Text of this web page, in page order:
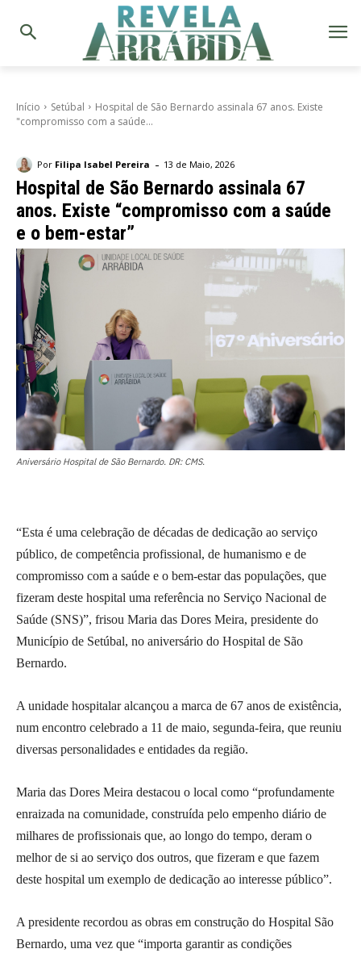
Início Setúbal
Hospital de São Bernardo assinala 67 anos. Existe
"compromisso com a saúde...
Por Filipa Isabel Pereira - 13 de Maio, 2026
Hospital de São Bernardo assinala 67
anos. Existe “compromisso com a saúde
e o bem-estar”
Aniversário Hospital de São Bernardo. DR: CMS.
“Esta é uma celebração de décadas de dedicação ao serviço
público, de competência profissional, de humanismo e de
compromisso com a saúde e o bem-estar das populações, que
fizeram deste hospital uma referência no Serviço Nacional de
Saúde (SNS)”, frisou Maria das Dores Meira, presidente do
Município de Setúbal, no aniversário do Hospital de São
Bernardo.
A unidade hospitalar alcançou a marca de 67 anos de existência,
num encontro celebrado a 11 de maio, segunda-feira, que reuniu
diversas personalidades e entidades da região.
Maria das Dores Meira destacou o local como “profundamente
enraizada na comunidade, construída pelo empenho diário de
milhares de profissionais que, ao longo do tempo, deram o
melhor de si ao serviço dos outros, que fizeram e que fazem
deste hospital um exemplo de dedicação ao interesse público”.
A presidente recordou as obras em construção do Hospital São
Bernardo, uma vez que “importa garantir as condições